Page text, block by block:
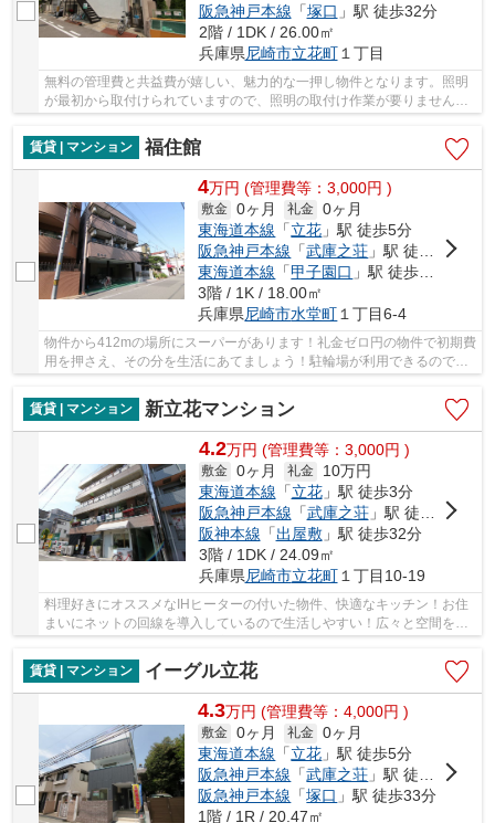
阪急神戸本線 「塚口 」駅 徒歩32分
2階 / 1DK / 26.00㎡
兵庫県尼崎市立花町１丁目
無料の管理費と共益費が嬉しい、魅力的な一押し物件となります。照明
が最初から取付けられていますので、照明の取付け作業が要りません。
物件の種類や条件などは、数多く存在します。...
賃貸 | マンション
福住館
4万円 (管理費等：3,000円 )
敷金 0ヶ月 礼金 0ヶ月
東海道本線 「立花 」駅 徒歩5分
阪急神戸本線 「武庫之荘 」駅 徒歩15分
東海道本線 「甲子園口 」駅 徒歩34分
3階 / 1K / 18.00㎡
兵庫県尼崎市水堂町１丁目6-4
物件から412mの場所にスーパーがあります！礼金ゼロ円の物件で初期費
用を押さえ、その分を生活にあてましょう！駐輪場が利用できるので自
賃貸 | マンション
新立花マンション
4.2万円 (管理費等：3,000円 )
敷金 0ヶ月 礼金
10万円
東海道本線 「立花」駅 徒歩3分
阪急神戸本線 「武庫之荘」駅 徒歩27分
阪神本線 「出屋敷」駅 徒歩32分
3階 / 1DK / 24.09㎡
兵庫県尼崎市立花町１丁目10-19
料理好きにオススメなIHヒーターの付いた物件、快適なキッチン！お住
まいにネットの回線を導入しているので生活しやすい！広々と空間を使
賃貸 | マンション
イーグル立花
4.3万円 (管理費等：4,000円 )
敷金 0ヶ月 礼金 0ヶ月
東海道本線 「立花 」駅 徒歩5分
阪急神戸本線 「武庫之荘 」駅 徒歩26分
阪急神戸本線 「塚口 」駅 徒歩33分
1階 / 1R / 20.47㎡